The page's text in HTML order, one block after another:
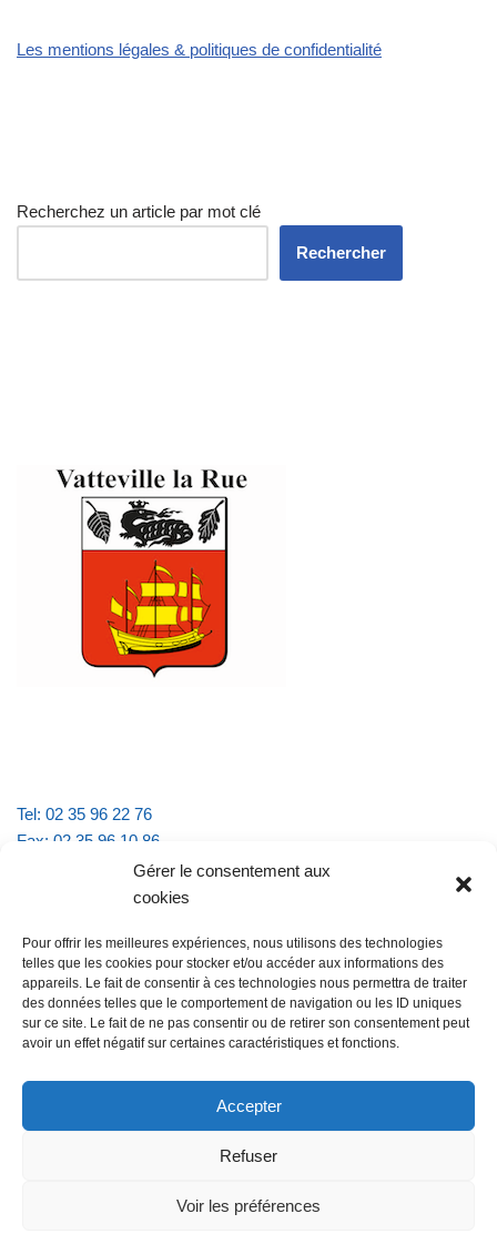
Gérer le consentement aux
cookies
Pour offrir les meilleures expériences, nous utilisons des technologies
telles que les cookies pour stocker et/ou accéder aux informations des
appareils. Le fait de consentir à ces technologies nous permettra de traiter
des données telles que le comportement de navigation ou les ID uniques
sur ce site. Le fait de ne pas consentir ou de retirer son consentement peut
avoir un effet négatif sur certaines caractéristiques et fonctions.
Accepter
Refuser
Voir les préférences
Les mentions légales & politiques de confidentialité
Recherchez un article par mot clé
Rechercher
Tel: 02 35 96 22 76
Fax: 02 35 96 10 86
Email : mairie.vattevillelarue@wanadoo.fr
lundi et jeudi de 9h à 11h30
mardi et vendredi de 16h à 18h30
@Vatteville-la-rue mentions légales